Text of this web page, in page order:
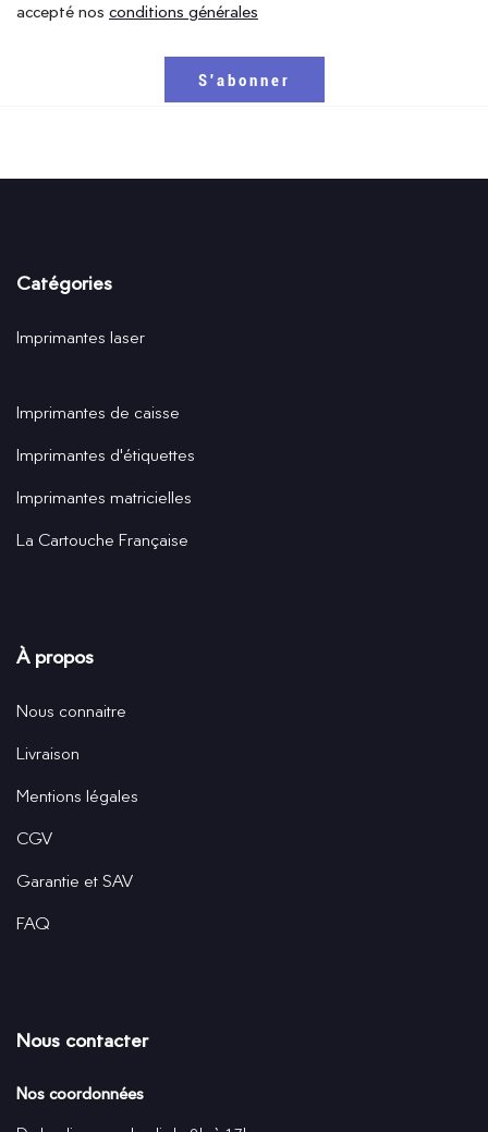
accepté nos conditions générales
Catégories
Imprimantes laser
Imprimantes de caisse
Imprimantes d'étiquettes
Imprimantes matricielles
La Cartouche Française
À propos
Nous connaitre
Livraison
Mentions légales
CGV
Garantie et SAV
FAQ
Nous contacter
Nos coordonnées